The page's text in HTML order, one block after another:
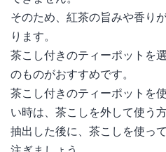
そのため、紅茶の旨みや香り
ります。
茶こし付きのティーポットを
のものがおすすめです。
茶こし付きのティーポットを
い時は、茶こしを外して使う
抽出した後に、茶こしを使っ